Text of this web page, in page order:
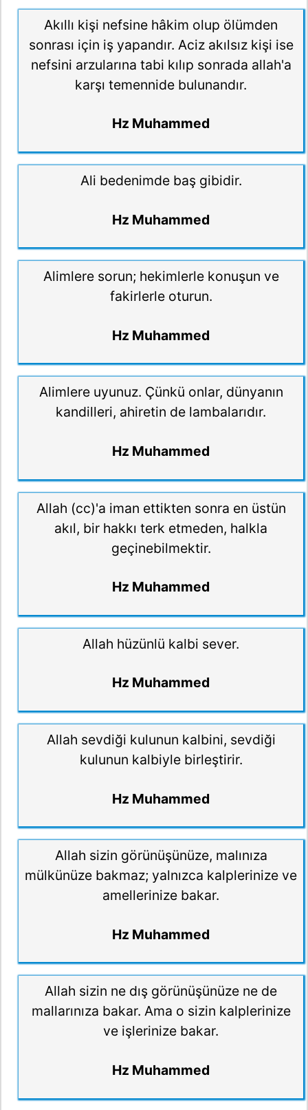
Akıllı kişi nefsine hâkim olup ölümden
sonrası için iş yapandır. Aciz akılsız kişi ise
nefsini arzularına tabi kılıp sonrada allah'a
karşı temennide bulunandır.
Hz Muhammed
Ali bedenimde baş gibidir.
Hz Muhammed
Alimlere sorun; hekimlerle konuşun ve
fakirlerle oturun.
Hz Muhammed
Alimlere uyunuz. Çünkü onlar, dünyanın
kandilleri, ahiretin de lambalarıdır.
Hz Muhammed
Allah (cc)'a iman ettikten sonra en üstün
akıl, bir hakkı terk etmeden, halkla
geçinebilmektir.
Hz Muhammed
Allah hüzünlü kalbi sever.
Hz Muhammed
Allah sevdiği kulunun kalbini, sevdiği
kulunun kalbiyle birleştirir.
Hz Muhammed
Allah sizin görünüşünüze, malınıza
mülkünüze bakmaz; yalnızca kalplerinize ve
amellerinize bakar.
Hz Muhammed
Allah sizin ne dış görünüşünüze ne de
mallarınıza bakar. Ama o sizin kalplerinize
ve işlerinize bakar.
Hz Muhammed